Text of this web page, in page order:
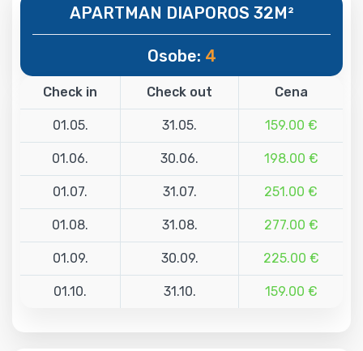
APARTMAN DIAPOROS 32M²
Osobe: 4
Check in Check out Cena
01.05. 31.05. 159.00 €
01.06. 30.06. 198.00 €
01.07. 31.07. 251.00 €
01.08. 31.08. 277.00 €
01.09. 30.09. 225.00 €
01.10. 31.10. 159.00 €